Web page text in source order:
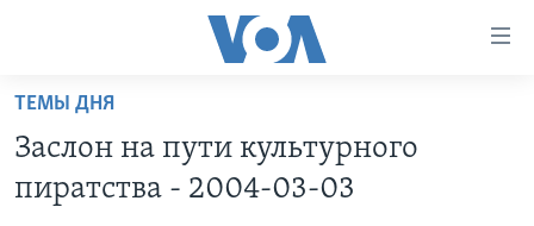
Перейти
основной
контент
Перейти
ПРОЕКТЫ
ТЕМЫ ДНЯ
Заслон на пути культурного
пиратства - 2004-03-03